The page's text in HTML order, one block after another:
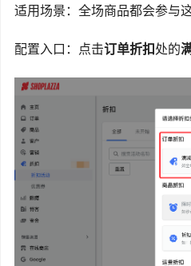
适用场景：全场商品都会参与
配置入口：点击订单折扣处的